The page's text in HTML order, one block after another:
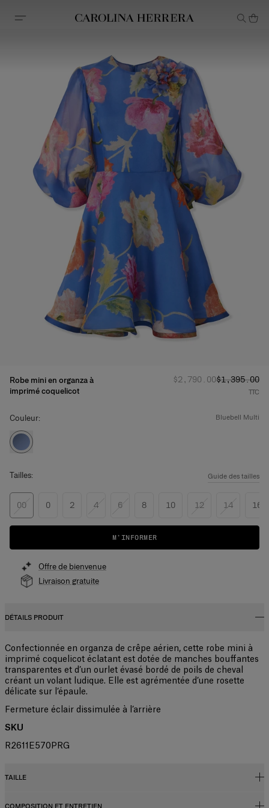
Avis d'accessibilité (lien)
Robe mini en organza à
imprimé coquelicot
Prix d'origine:
$2,790.00Prix
$1,395.00
TTC
Couleur: bluebell multi
Tailles: Guide des tailles
00 0 2 4 6 8 10 12 14 16
M’INFORMER
Offre de bienvenue
Livraison gratuite
DÉTAILS PRODUIT
Confectionnée en organza de crêpe aérien, cette robe mini à
imprimé coquelicot éclatant est dotée de manches bouffantes
transparentes et d’un ourlet évasé bordé de poils de cheval
créant un volant ludique. Elle est agrémentée d’une rosette
délicate sur l’épaule.
Fermeture éclair dissimulée à l’arrière
SKU
R2611E570PRG
TAILLE
COMPOSITION ET ENTRETIEN